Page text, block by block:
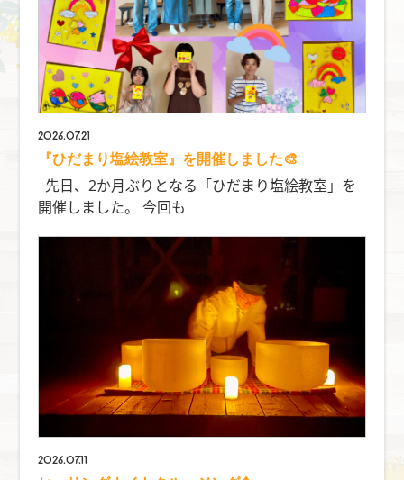
2026.07.21
『ひだまり塩絵教室』を開催しました🎨
先日、2か月ぶりとなる「ひだまり塩絵教室」を
開催しました。 今回も
2026.07.11